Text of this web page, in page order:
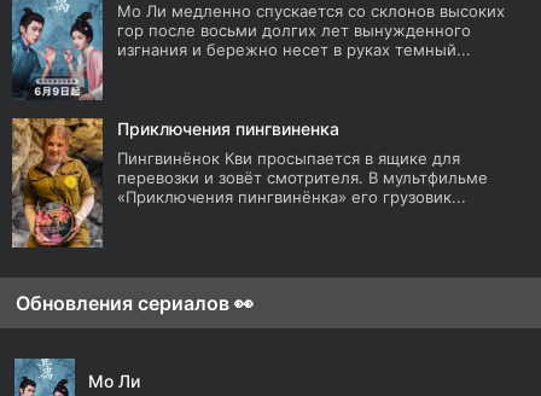
Мо Ли медленно спускается со склонов высоких
гор после восьми долгих лет вынужденного
изгнания и бережно несет в руках темный...
Приключения пингвиненка
Пингвинёнок Кви просыпается в ящике для
перевозки и зовёт смотрителя. В мультфильме
«Приключения пингвинёнка» его грузовик...
Обновления сериалов 👀
Мо Ли